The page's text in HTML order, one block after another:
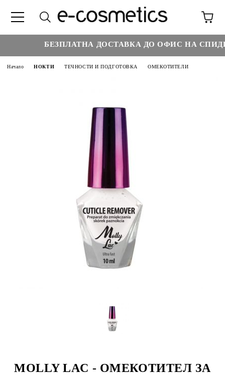
БЕЗПЛАТНА ДОСТАВКА ДО ОФИС НА СПИДИ
Начало НОКТИ ТЕЧНОСТИ И ПОДГОТОВКА ОМЕКОТИТЕЛИ
MOLLY LAC - ОМЕКОТИТЕЛ ЗА